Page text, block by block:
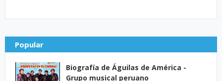
Popular
Biografía de Águilas de América -
Grupo musical peruano